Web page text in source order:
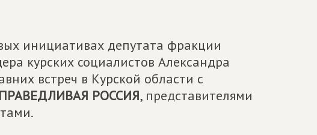
инициативах депутата фракции
курских социалистов Александра
встреч в Курской области с
РОССИЯ, представителями